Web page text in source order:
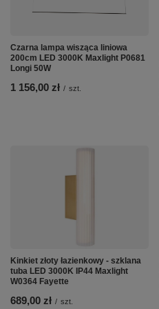
Czarna lampa wisząca liniowa
200cm LED 3000K Maxlight P0681
Longi 50W
1 156,00 zł / szt.
Kinkiet złoty łazienkowy - szklana
tuba LED 3000K IP44 Maxlight
W0364 Fayette
689,00 zł / szt.